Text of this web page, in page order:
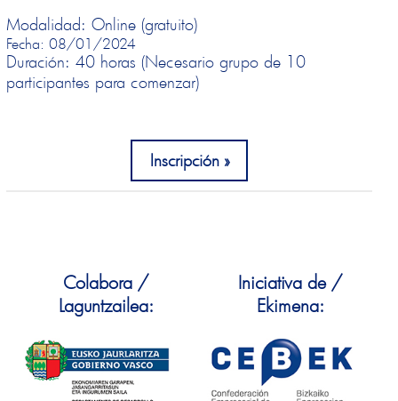
Modalidad: Online (gratuito)
Fecha: 08/01/2024
Duración: 40 horas (Necesario grupo de 10
participantes para comenzar)
Inscripción
Colabora /
Laguntzailea:
Iniciativa de /
Ekimena: